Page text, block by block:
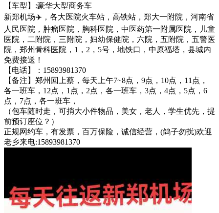
【车型】:豪华大型商务车
新郑机场✈️，各大医院火车站，高铁站，郑大一附院，河南省
人民医院，肿瘤医院，胸科医院，中医药第一附属医院，儿童
医院，二附院，三附院，妇幼保健院，六院，五附院，五警医
院，郑州骨科医院，1，2，5号，地铁口，中原福塔，县城内
免费接送！
【电话】：15893981370
【备注】郑州回上蔡，每天上午7~8点，9点，10点，11点，
各一班车，12点，1点，2点，各一班车，3点，4点，5点，6
点，7点，各一班车，
（包车随时走，可捎大小件物品，美女，老人，学生优先，提
前预订座位？）
正规网约车，有发票，百万保险，诚信经营，(鸽子勿扰)欢迎
老乡来电:15893981370